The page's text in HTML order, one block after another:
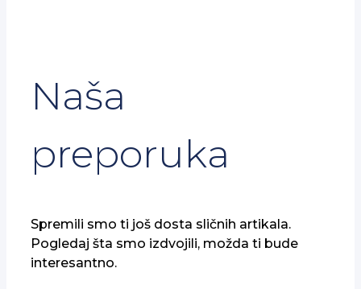
Naša
preporuka
Spremili smo ti još dosta sličnih artikala.
Pogledaj šta smo izdvojili, možda ti bude
interesantno.